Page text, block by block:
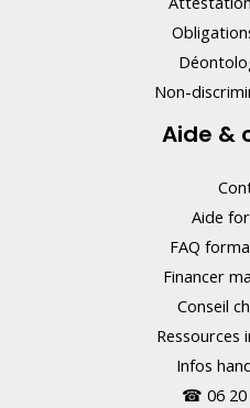
Non-
Aide &
Aide
FAQ
Financer
Conseil
Ressources
Infos
☎ 06 20